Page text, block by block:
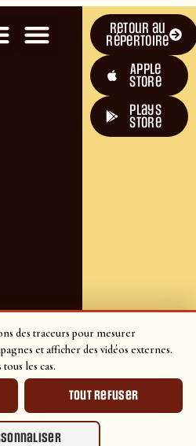
des traceurs pour mesurer
et afficher des vidéos externes.
les cas.
Tout refuser
Retour au
répertoire
Apple
Store
plays
store